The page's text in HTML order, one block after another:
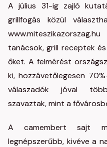
A július 31-ig zajló
grillfogás közül
tanácsok, grill receptek
őket. A felmérést
ki, hozzávetőlegesen
válaszadók jóval
szavaztak, mint a
A camembert sajt
legnépszerűbb, kivéve a